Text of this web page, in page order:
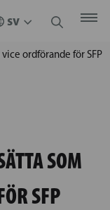
ordförande för SFP
SOM
SFP